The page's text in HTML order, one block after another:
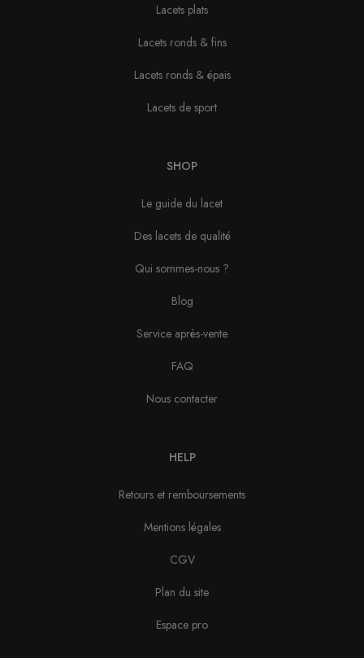
Lacets plats
Lacets ronds & fins
Lacets ronds & épais
Lacets de sport
SHOP
Le guide du lacet
Des lacets de qualité
Qui sommes-nous ?
Blog
Service après-vente
FAQ
Nous contacter
HELP
Retours et remboursements
Mentions légales
CGV
Plan du site
Espace pro